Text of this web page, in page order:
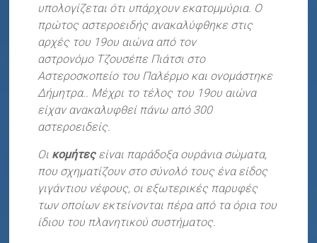
υπολογίζεται ότι υπάρχουν εκατομμύρια. Ο
πρώτος αστεροειδής ανακαλύφθηκε στις
αρχές του 19ου αιώνα από τον
αστρονόμο Τζουσέπε Πιάτσι στο
Αστεροσκοπείο του Παλέρμο και ονομάστηκε
Δήμητρα.. Μέχρι το τέλος του 19ου αιώνα
είχαν ανακαλυφθεί πάνω από 300
αστεροειδείς.
Οι κομήτεςείναι παράδοξα ουράνια σώματα,
που σχηματίζουν στο σύνολό τους ένα είδος
γιγάντιου νέφους, οι εξωτερικές παρυφές
των οποίων εκτείνονται πέρα από τα όρια του
ίδιου του πλανητικού συστήματος.